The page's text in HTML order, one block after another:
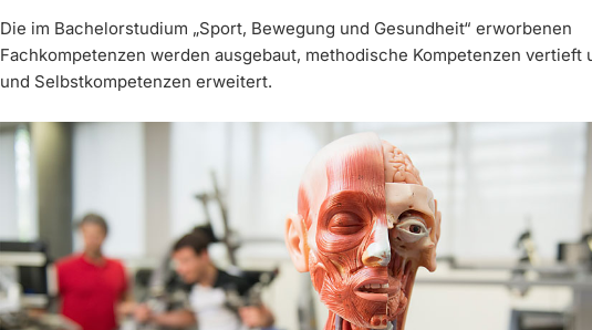
Die im Bachelorstudium „Sport, Bewegung und Gesundheit“ erworbenen
Fachkompetenzen werden ausgebaut, methodische Kompetenzen vertieft
und Selbstkompetenzen erweitert.